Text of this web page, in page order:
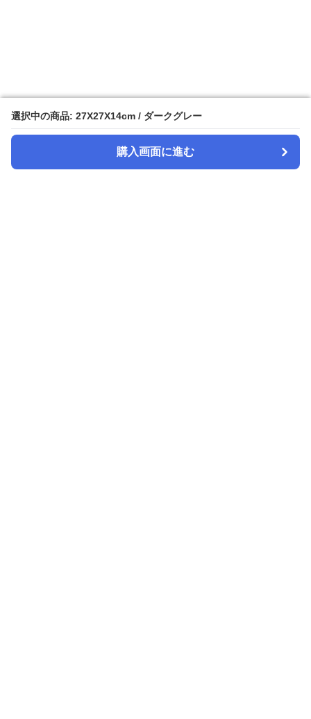
選択中の商品: 27X27X14cm / ダークグレー
購入画面に進む
選択中の商品: 27X27X14cm / ダークグレー
購入画面に進む